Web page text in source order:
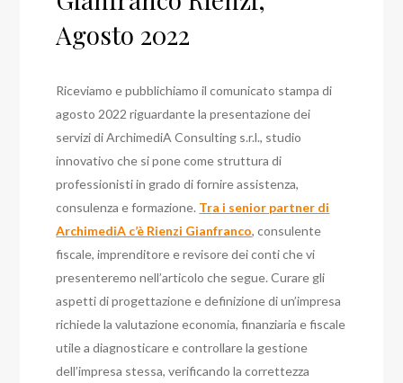
Agosto 2022
Riceviamo e pubblichiamo il comunicato stampa di
agosto 2022 riguardante la presentazione dei
servizi di ArchimediA Consulting s.r.l., studio
innovativo che si pone come struttura di
professionisti in grado di fornire assistenza,
consulenza e formazione. Tra i senior partner di
ArchimediA c’è Rienzi Gianfranco, consulente
fiscale, imprenditore e revisore dei conti che vi
presenteremo nell’articolo che segue. Curare gli
aspetti di progettazione e definizione di un’impresa
richiede la valutazione economia, finanziaria e fiscale
utile a diagnosticare e controllare la gestione
dell’impresa stessa, verificando la correttezza